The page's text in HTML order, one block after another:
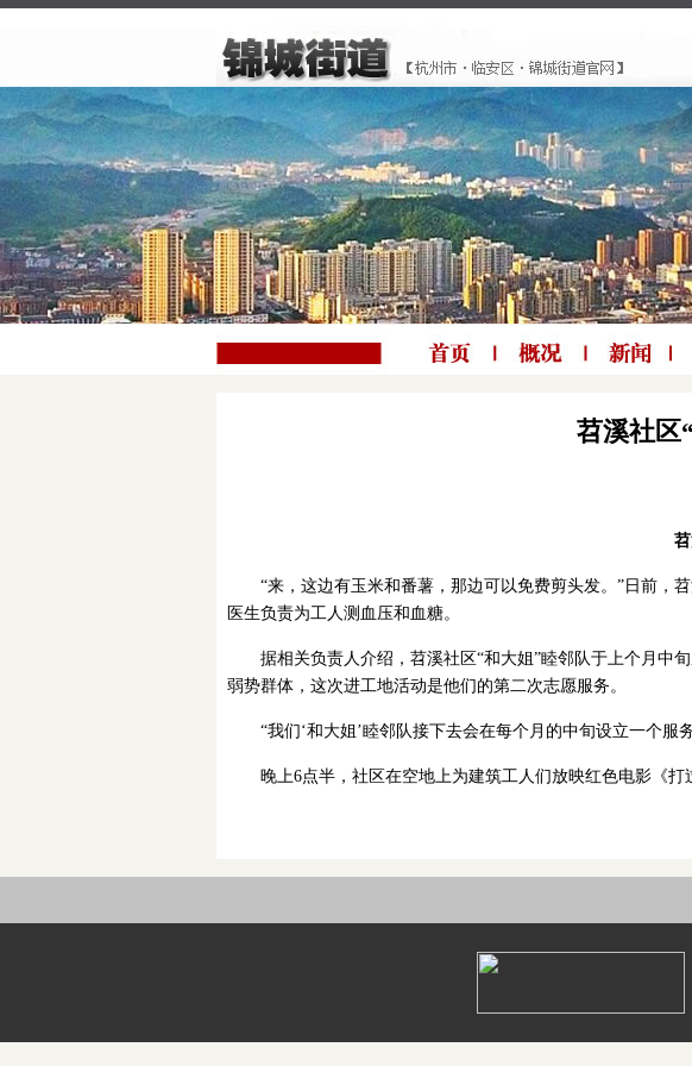
苕溪社区
“来，这边有玉米和番薯，那边可以免费剪头发。”日前，
医生负责为工人测血压和血糖。
据相关负责人介绍，苕溪社区“和大姐”睦邻队于上个月中
弱势群体，这次进工地活动是他们的第二次志愿服务。
“我们‘和大姐’睦邻队接下去会在每个月的中旬设立一个
晚上6点半，社区在空地上为建筑工人们放映红色电影《